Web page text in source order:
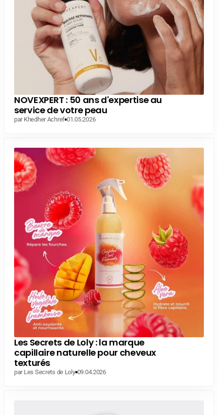
NOVEXPERT : 50 ans d'expertise au
service de votre peau
par Khedher Achref 01.05.2026
Les Secrets de Loly : la marque
capillaire naturelle pour cheveux
texturés
par Les Secrets de Loly 09.04.2026